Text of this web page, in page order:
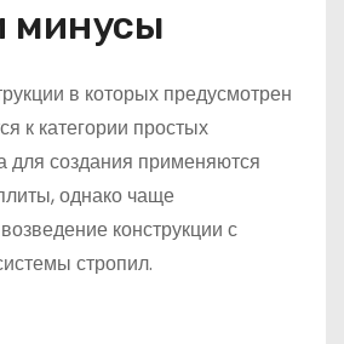
минусы
в которых предусмотрен
к категории простых
для создания применяются
однако чаще
конструкции с
стропил.